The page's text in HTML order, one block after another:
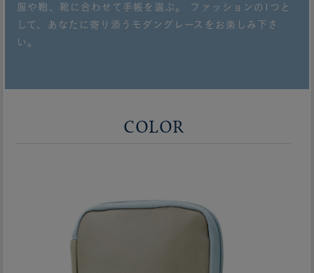
服や鞄、靴に合わせて手帳を選ぶ。 ファッションの1つと
して、あなたに寄り添うモダングレースをお楽しみ下さ
い。
COLOR